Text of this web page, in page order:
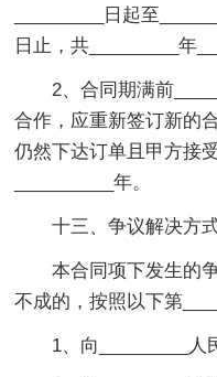
_________日起至
日止，共_________年
2、合同期满前
合作，应重新签订新的
仍然下达订单且甲方接
__________年。
十三、争议解决方
本合同项下发生的争
不成的，按照以下第
1、向_________人